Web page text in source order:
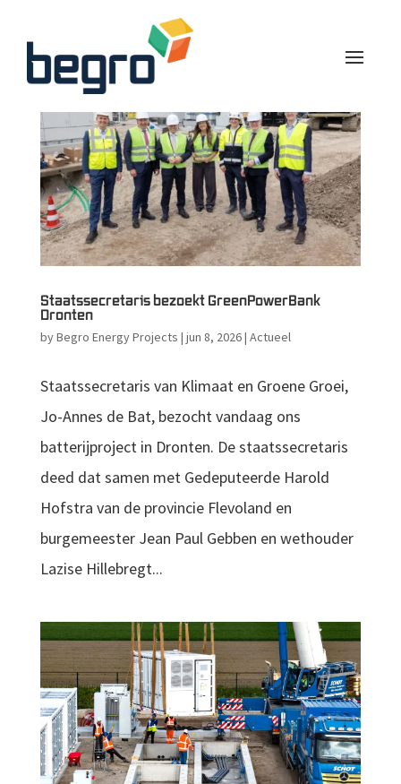
Staatssecretaris bezoekt GreenPowerBank
Dronten
byBegro Energy Projects | jun 8, 2026| Actueel
Staatssecretaris van Klimaat en Groene Groei,
Jo-Annes de Bat, bezocht vandaag ons
batterijproject in Dronten. De staatssecretaris
deed dat samen met Gedeputeerde Harold
Hofstra van de provincie Flevoland en
burgemeester Jean Paul Gebben en wethouder
Lazise Hillebregt...